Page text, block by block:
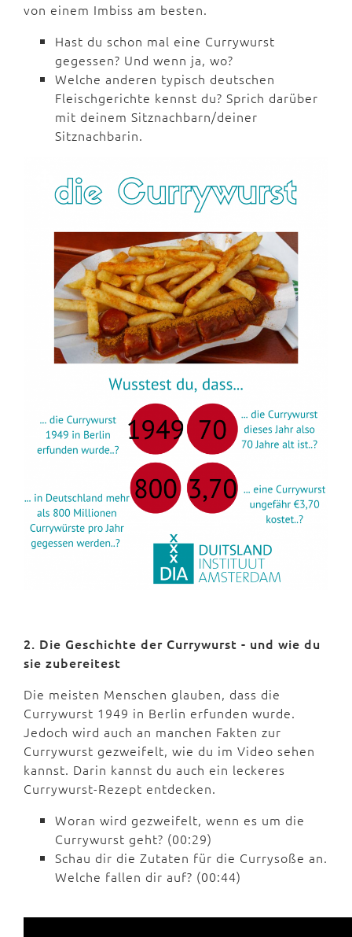
von einem Imbiss am besten.
Hast du schon mal eine Currywurst
gegessen? Und wenn ja, wo?
Welche anderen typisch deutschen
Fleischgerichte kennst du? Sprich darüber
mit deinem Sitznachbarn/deiner
Sitznachbarin.
2. Die Geschichte der Currywurst - und wie du
sie zubereitest
Die meisten Menschen glauben, dass die
Currywurst 1949 in Berlin erfunden wurde.
Jedoch wird auch an manchen Fakten zur
Currywurst gezweifelt, wie du im Video sehen
kannst. Darin kannst du auch ein leckeres
Currywurst-Rezept entdecken.
Woran wird gezweifelt, wenn es um die
Currywurst geht? (00:29)
Schau dir die Zutaten für die Currysoße an.
Welche fallen dir auf? (00:44)